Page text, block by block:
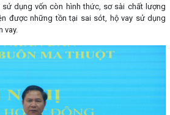
sử dụng vốn còn hình thức, sơ sài chất lượng
được những tồn tại sai sót, hộ vay sử dụng
vay.